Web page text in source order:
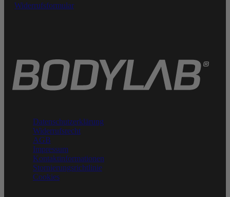
Widerrufsformular
Datenschutzerklärung
Widerrufsrecht
AGB
Impressum
Kontaktinformationen
Stornierungsrichtlinie
Cookies